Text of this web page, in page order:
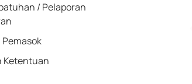
/ Pelaporan
Ketentuan